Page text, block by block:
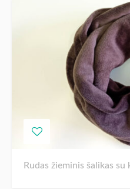
Rudas žieminis šalikas su